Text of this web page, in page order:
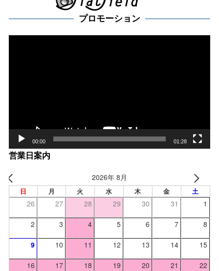
プロモーション
00:00 01:28
営業日案内
2026年 8月
日 月 火 水 木 金 土
26 27 28 29 30 31 1
2 3 4 5 6 7 8
9 10 11 12 13 14 15
16 17 18 19 20 21 22